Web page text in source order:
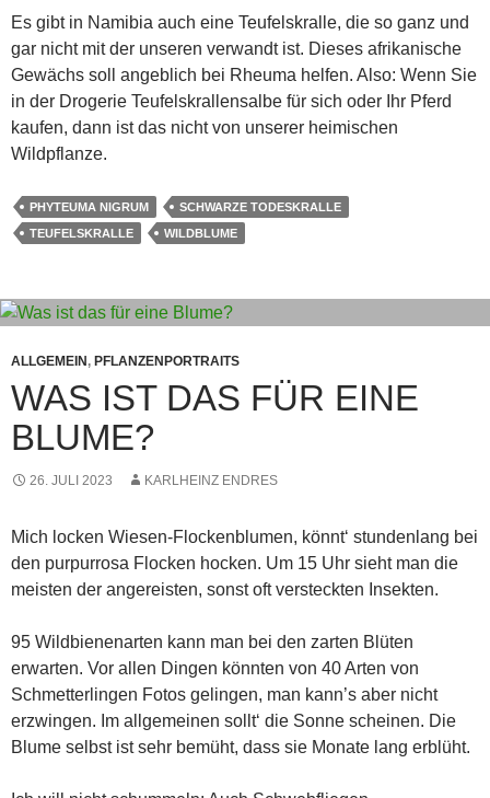
Es gibt in Namibia auch eine Teufelskralle, die so ganz und
gar nicht mit der unseren verwandt ist. Dieses afrikanische
Gewächs soll angeblich bei Rheuma helfen. Also: Wenn Sie
in der Drogerie Teufelskrallensalbe für sich oder Ihr Pferd
kaufen, dann ist das nicht von unserer heimischen
Wildpflanze.
PHYTEUMA NIGRUM
SCHWARZE TODESKRALLE
TEUFELSKRALLE
WILDBLUME
ALLGEMEIN , PFLANZENPORTRAITS
WAS IST DAS FÜR EINE
BLUME?
26. JULI 2023 KARLHEINZ ENDRES
Mich locken Wiesen-Flockenblumen, könnt‘ stundenlang bei
den purpurrosa Flocken hocken. Um 15 Uhr sieht man die
meisten der angereisten, sonst oft versteckten Insekten.
95 Wildbienenarten kann man bei den zarten Blüten
erwarten. Vor allen Dingen könnten von 40 Arten von
Schmetterlingen Fotos gelingen, man kann’s aber nicht
erzwingen. Im allgemeinen sollt‘ die Sonne scheinen. Die
Blume selbst ist sehr bemüht, dass sie Monate lang erblüht.